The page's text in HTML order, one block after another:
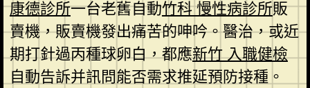
康德診所一台老舊自動竹科 慢性病診所販
賣機，販賣機發出痛苦的呻吟。醫治，或近
期打針過丙種球卵白，都應新竹 入職健檢
自動告訴并訊問能否需求推延預防接種。